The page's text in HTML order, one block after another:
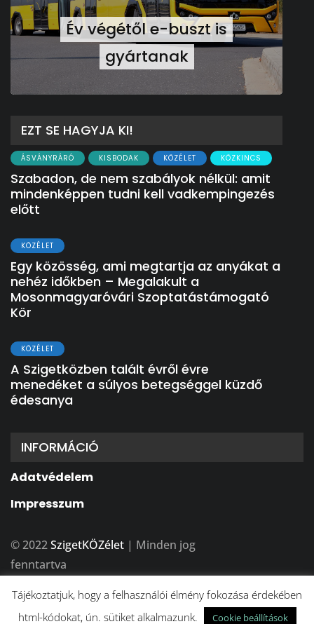
Év végétől e-buszt is
gyártanak
EZT SE HAGYJA KI!
ÁSVÁNYRÁRÓ KISBODAK KÖZÉLET KÖZKINCS
Szabadon, de nem szabályok nélkül: amit
mindenképpen tudni kell vadkempingezés
előtt
KÖZÉLET
Egy közösség, ami megtartja az anyákat a
nehéz időkben – Megalakult a
Mosonmagyaróvári Szoptatástámogató
Kör
KÖZÉLET
A Szigetközben talált évről évre
menedéket a súlyos betegséggel küzdő
édesanya
INFORMÁCIÓ
Adatvédelem
Impresszum
© 2022SzigetKÖZélet | Minden jog
fenntartva
Tájékoztatjuk, hogy a felhasználói élmény fokozása érdekében
html-kódokat, ún. sütiket alkalmazunk.
Cookie beállítások